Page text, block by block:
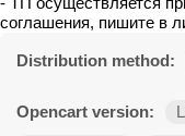
соглашения, пишите в
Distribution method:
Opencart version: